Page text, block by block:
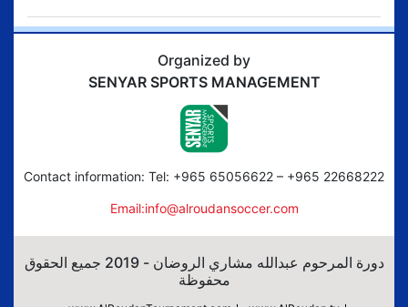
Organized by
SENYAR SPORTS MANAGEMENT
Contact information: Tel: +965 65056622 – +965 22668222
Email:info@alroudansoccer.com
دورة المرحوم عبدالله مشاري الروضان - 2019 جميع الحقوق
محفوظة